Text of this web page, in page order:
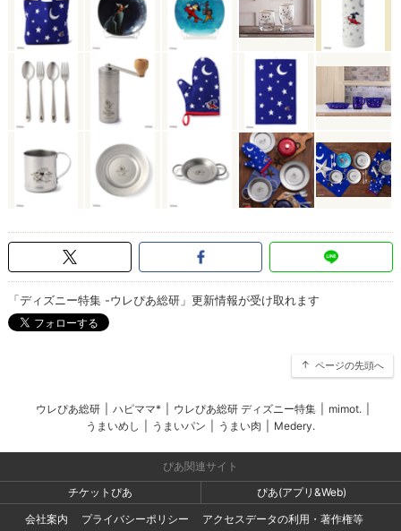
「ディズニー特集 -ウレぴあ総研」更新情報が受け取れます
ページの先頭へ
ウレぴあ総研 ハピママ* ウレぴあ総研 ディズニー特集 mimot.
うまいめし
うまいパン うまい肉 Medery.
ぴあ関連サイト
チケットぴあ
ぴあ(アプリ&Web)
会社案内
プライバシーポリシー アクセスデータの利用・著作権等